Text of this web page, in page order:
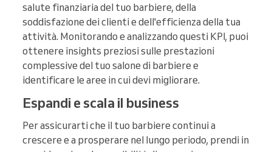
salute finanziaria del tuo barbiere, della
soddisfazione dei clienti e dell'efficienza della tua
attività. Monitorando e analizzando questi KPI, puoi
ottenere insights preziosi sulle prestazioni
complessive del tuo salone di barbiere e
identificare le aree in cui devi migliorare.
Espandi e scala il business
Per assicurarti che il tuo barbiere continui a
crescere e a prosperare nel lungo periodo, prendi in